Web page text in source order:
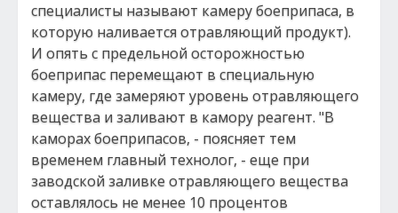
специалисты называют камеру боеприпаса, в
которую наливается отравляющий продукт).
И опять с предельной осторожностью
боеприпас перемещают в специальную
камеру, где замеряют уровень отравляющего
вещества и заливают в камору реагент. "В
каморах боеприпасов, - поясняет тем
временем главный технолог, - еще при
заводской заливке отравляющего вещества
оставлялось не менее 10 процентов